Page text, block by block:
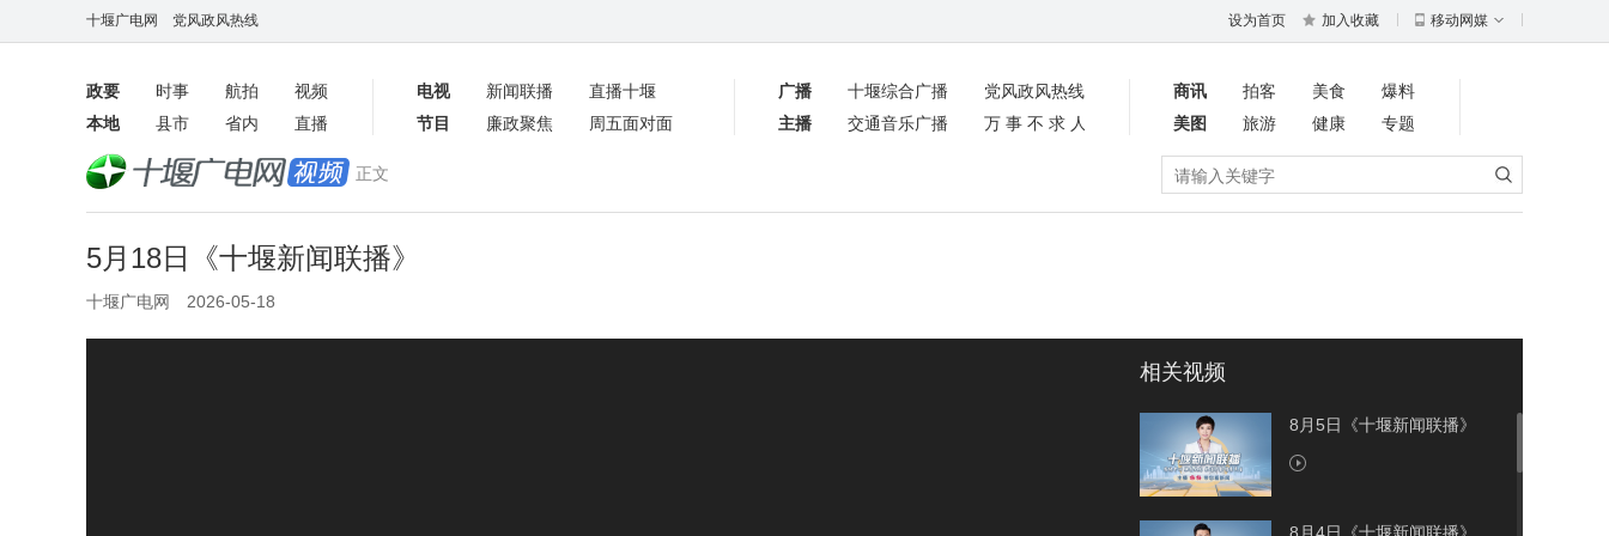
十堰广电网 党风政风热线 设为首页 加入收藏 移动网媒
政要 时事 航拍
视频
本地
县市 省内 直播
电视 新闻联播
直播十堰
节目
廉政聚焦 周五面对面
广播 十堰综合广播
党风政风热线
主播
交通音乐广播 万事不求人
商讯 拍客 美食
爆料
美图
旅游 健康
专题
数字报
正文
5月18日《十堰新闻联播》
十堰广电网 2026-05-18
相关视频
8月5日《十堰新闻联播》